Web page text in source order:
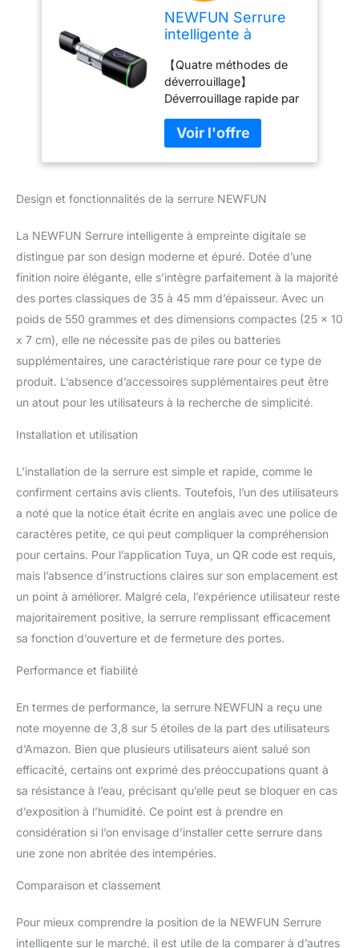
NEWFUN Serrure
intelligente à
avec clé, Serrure
connectée，carte
clé, APP Bluetooth
pour serrure de
porte, étanche,
serrure à empreinte
digitale pour porte
【Quatre méthodes de
déverrouillage】
Déverrouillage rapide par
déverrouillage par carte-
clé ; déverrouillage par
clé ; déverrouillage par
particulier via la
de porte peut être
contrôlée à distance par
des applications de
téléphone mobile, ce qui
augmente la commodité
et la flexibilité. 【Sûre et
fiable】 La nouvelle
génération de serrures
de porte intelligentes
peut fonctionner par
temps froid ou chaud, de
étanche. La porte avant
de la serrure électronique
est étanche selon la
norme IP65 et peut être
utilisée à l'intérieur
comme à l'extérieur. La
serrure électronique est
l'électricité statique et
peut être ouverte de
l'intérieur en cas
électronique intelligente à
empreinte digitale est
très facile à installer, sans
perçage ni câblage. Elle
peut s'adapter à
différentes épaisseurs de
porte de 35 mm à 45
mm, ce qui facilite les
mises à niveau futures.
N'oubliez pas de
【Battery Level Status
Alert】Le système de
Design et fonctionnalités de la serrure NEWFUN
La NEWFUN Serrure intelligente à empreinte digitale se
distingue par son design moderne et épuré. Dotée d’une
finition noire élégante, elle s’intègre parfaitement à la majorité
des portes classiques de 35 à 45 mm d’épaisseur. Avec un
poids de 550 grammes et des dimensions compactes (25 x 10
x 7 cm), elle ne nécessite pas de piles ou batteries
supplémentaires, une caractéristique rare pour ce type de
produit. L’absence d’accessoires supplémentaires peut être
un atout pour les utilisateurs à la recherche de simplicité.
Installation et utilisation
L’installation de la serrure est simple et rapide, comme le
confirment certains avis clients. Toutefois, l’un des utilisateurs
a noté que la notice était écrite en anglais avec une police de
caractères petite, ce qui peut compliquer la compréhension
pour certains. Pour l’application Tuya, un QR code est requis,
mais l’absence d’instructions claires sur son emplacement est
un point à améliorer. Malgré cela, l’expérience utilisateur reste
majoritairement positive, la serrure remplissant efficacement
sa fonction d’ouverture et de fermeture des portes.
Performance et fiabilité
En termes de performance, la serrure NEWFUN a reçu une
note moyenne de 3,8 sur 5 étoiles de la part des utilisateurs
d’Amazon. Bien que plusieurs utilisateurs aient salué son
efficacité, certains ont exprimé des préoccupations quant à
sa résistance à l’eau, précisant qu’elle peut se bloquer en cas
d’exposition à l’humidité. Ce point est à prendre en
considération si l’on envisage d’installer cette serrure dans
une zone non abritée des intempéries.
Comparaison et classement
Pour mieux comprendre la position de la NEWFUN Serrure
intelligente sur le marché, il est utile de la comparer à d’autres